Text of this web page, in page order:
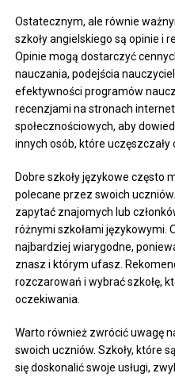
Ostatecznym, ale równie
szkoły angielskiego są opinie i
Opinie mogą dostarczyć
nauczania, podejścia
efektywności programów
recenzjami na stronach
społecznościowych, aby
innych osób, które uczęszczały
Dobre szkoły językowe często
polecane przez swoich
zapytać znajomych lub
różnymi szkołami językowymi.
najbardziej wiarygodne,
znasz i którym ufasz.
rozczarowań i wybrać szkołę,
oczekiwania.
Warto również zwrócić uwagę
swoich uczniów. Szkoły, które
się doskonalić swoje usługi,